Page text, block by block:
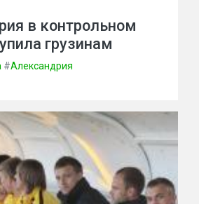
в контрольном
грузинам
#Александрия